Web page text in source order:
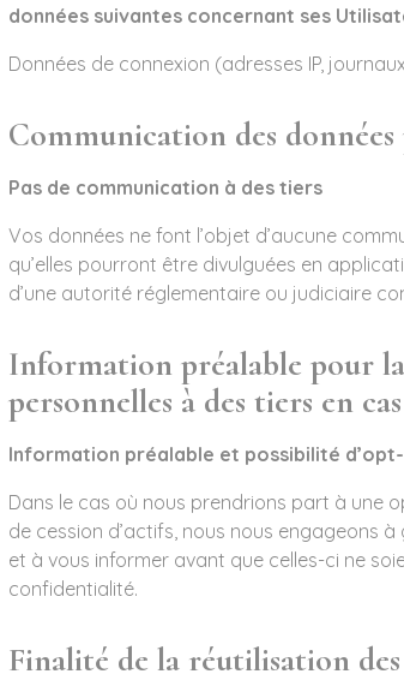
données suivantes concernant ses
Données de connexion (adresses IP,
Communication des données
Pas de communication à des tiers
Vos données ne font l’objet d’aucune
qu’elles pourront être divulguées en
d’une autorité réglementaire ou judiciaire
Information préalable pour
personnelles à des tiers en
Information préalable et possibilité
Dans le cas où nous prendrions part à une
de cession d’actifs, nous nous engageons
et à vous informer avant que celles-ci ne
confidentialité.
Finalité de la réutilisation